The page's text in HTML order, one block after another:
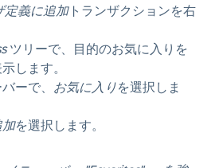
定義に追加トランザクションを右
ツリーで、目的のお気に入りを
します。
ーで、
お気に入りを選択しま
加を選択します。